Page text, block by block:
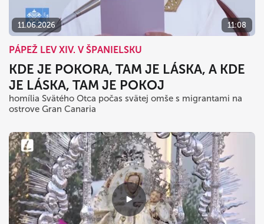
11.06.2026 11:08
PÁPEŽ LEV XIV. V ŠPANIELSKU
KDE JE POKORA, TAM JE LÁSKA, A KDE
JE LÁSKA, TAM JE POKOJ
homília Svätého Otca počas svätej omše s migrantami na
ostrove Gran Canaria